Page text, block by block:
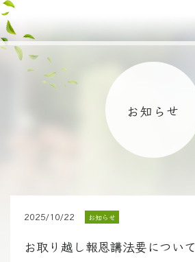
お知らせ
2025/10/22 お知らせ
お取り越し報恩講法要について